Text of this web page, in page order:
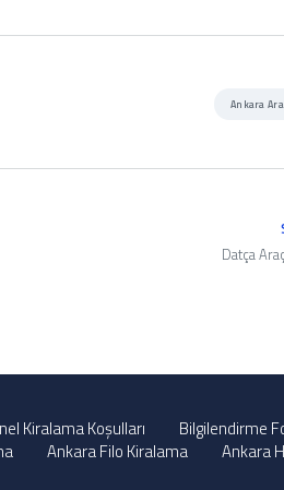
Ankara
Datça
Kiralama Koşulları Bilgilendirme
Ankara Filo Kiralama Ankara